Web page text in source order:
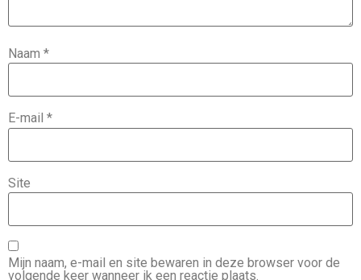
Naam *
E-mail *
Site
Mijn naam, e-mail en site bewaren in deze browser voor de
volgende keer wanneer ik een reactie plaats.